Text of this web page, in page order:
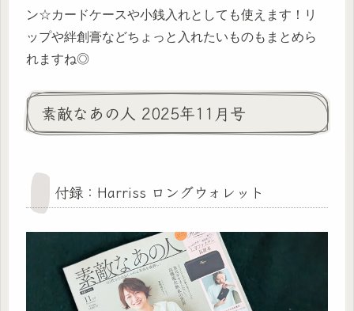
ン☆カードケースや小銭入れとしても使えます！リ
ップや絆創膏などちょっと入れたいものもまとめら
れますね◎
素敵なあの人 2025年11月号
付録：Harriss ロングウォレット